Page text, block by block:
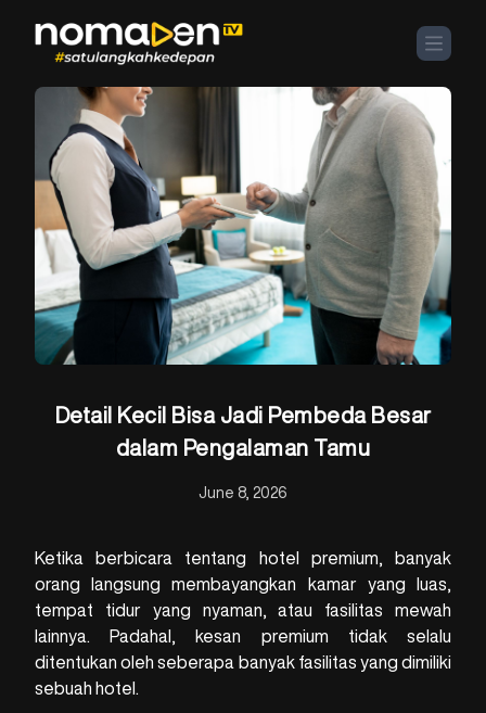
Detail Kecil Bisa Jadi Pembeda Besar
dalam Pengalaman Tamu
June 8, 2026
Ketika berbicara tentang hotel premium, banyak
orang langsung membayangkan kamar yang luas,
tempat tidur yang nyaman, atau fasilitas mewah
lainnya. Padahal, kesan premium tidak selalu
ditentukan oleh seberapa banyak fasilitas yang dimiliki
sebuah hotel.